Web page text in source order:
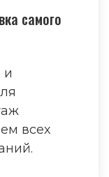
самого
и
всех